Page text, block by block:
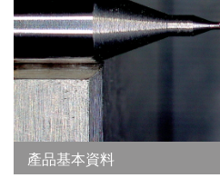
產品基本資料